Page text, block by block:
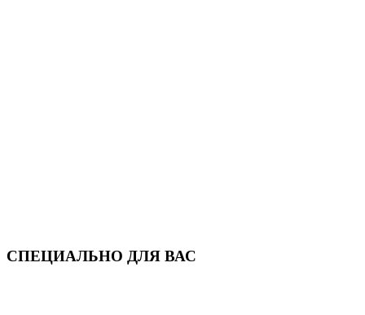
СПЕЦИАЛЬНО ДЛЯ ВАС